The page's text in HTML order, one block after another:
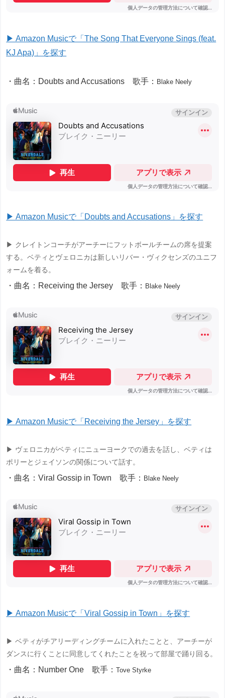
▶ Amazon Musicで「The Song That Everyone Sings (feat.
KJ Apa)」を探す
・曲名：Doubts and Accusations 歌手： Blake Neely
▶ Amazon Musicで「Doubts and Accusations」を探す
▶ クレイトンコーチがアーチーにフットボールチームの席を提案
する。ベティとヴェロニカは新しいリバー・ヴィクセンズのユニフ
ォームを着る。
・曲名：Receiving the Jersey 歌手： Blake Neely
▶ Amazon Musicで「Receiving the Jersey」を探す
▶ ヴェロニカがベティにニューヨークでの過去を話し、ベティは
ポリーとジェイソンの関係について話す。
・曲名：Viral Gossip in Town 歌手： Blake Neely
▶ Amazon Musicで「Viral Gossip in Town」を探す
▶ ベティがチアリーディングチームに入れたことと、アーチーが
ダンスに行くことに同意してくれたことを祝って部屋で踊り回る。
・曲名：Number One 歌手：Tove Styrke